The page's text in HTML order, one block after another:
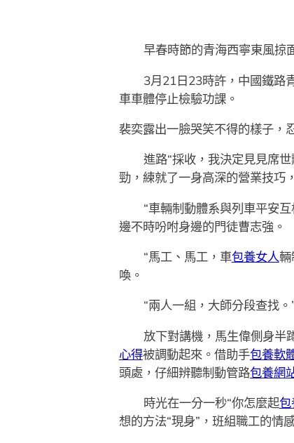
早春時節的青海西寧東風掠
3月21日23時許，中國鐵路
車車體停止檢驗功課。
裴奕露出一臉哭笑不得的樣子，
進路“採收，我決定見見席世
勁，練就了一身高深的營業技巧
“車輛制動體系與列車平安
邊不時吩咐身邊的門徒曹志強。
“馬工、馬工，車包養女人輛
喚。
“兩人一組，大師分段查找。
放下對講機，馬生偉側身半
心得被調動起來。借助手包養軟
頭處，仔細辨聽制動管路包養網
時光在一分一秒“你怎麼起包
想的方法“現身”，班組職工的情